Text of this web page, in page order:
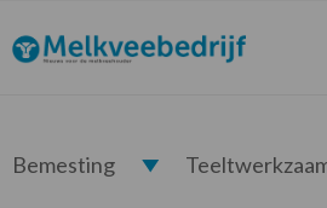
de
hoofdnavigatie
de
hoofd
de
eerste
de
voettekst
Melkveebedrijf.nl
Bemesting